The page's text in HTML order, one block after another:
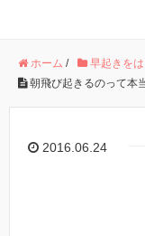
ホーム / 早起きを
朝飛び起きるのって本
2016.06.24